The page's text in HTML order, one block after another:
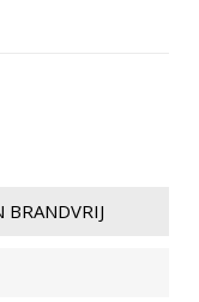
BRANDVRIJ